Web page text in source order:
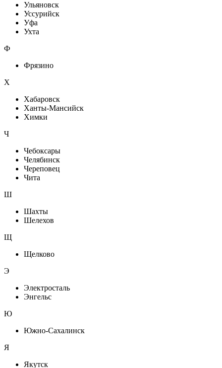
Ульяновск
Уссурийск
Уфа
Ухта
Ф
Фрязино
Х
Хабаровск
Ханты-Мансийск
Химки
Ч
Чебоксары
Челябинск
Череповец
Чита
Ш
Шахты
Шелехов
Щ
Щелково
Э
Электросталь
Энгельс
Ю
Южно-Сахалинск
Я
Якутск